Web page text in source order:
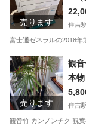
売ります
です
住吉
富士通ゼネラルの2018
東京 江東区 住
売ります
観
本
住吉
観音竹 カンノンチク 観